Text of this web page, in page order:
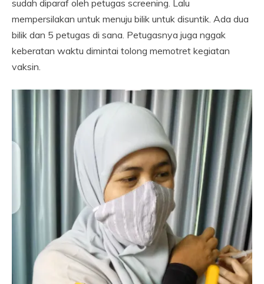
sudah diparaf oleh petugas screening. Lalu
mempersilakan untuk menuju bilik untuk disuntik. Ada dua
bilik dan 5 petugas di sana. Petugasnya juga nggak
keberatan waktu dimintai tolong memotret kegiatan
vaksin.